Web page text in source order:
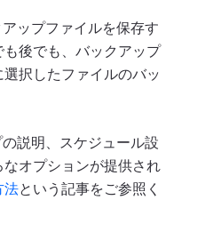
ップファイルを保存す
後でも、バックアップ
択したファイルのバッ
説明、スケジュール設
オプションが提供され
法という記事をご参照く